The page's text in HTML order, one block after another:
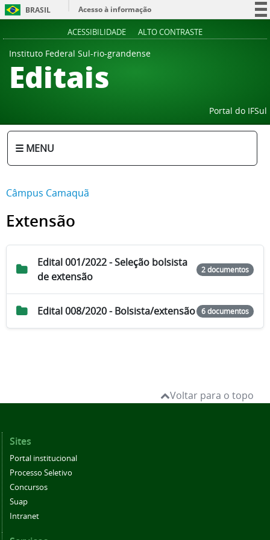
BRASIL
Acesso à informação
ACESSIBILIDADE ALTO CONTRASTE
Instituto Federal Sul-rio-grandense
Editais
Portal do IFSul
☰ MENU
Câmpus Camaquã
Extensão
Edital 001/2022 - Seleção bolsista
de extensão
2 documentos
Edital 008/2020 - Bolsista/extensão 6 documentos
Voltar para o topo
Sites
Portal institucional
Processo Seletivo
Concursos
Suap
Intranet